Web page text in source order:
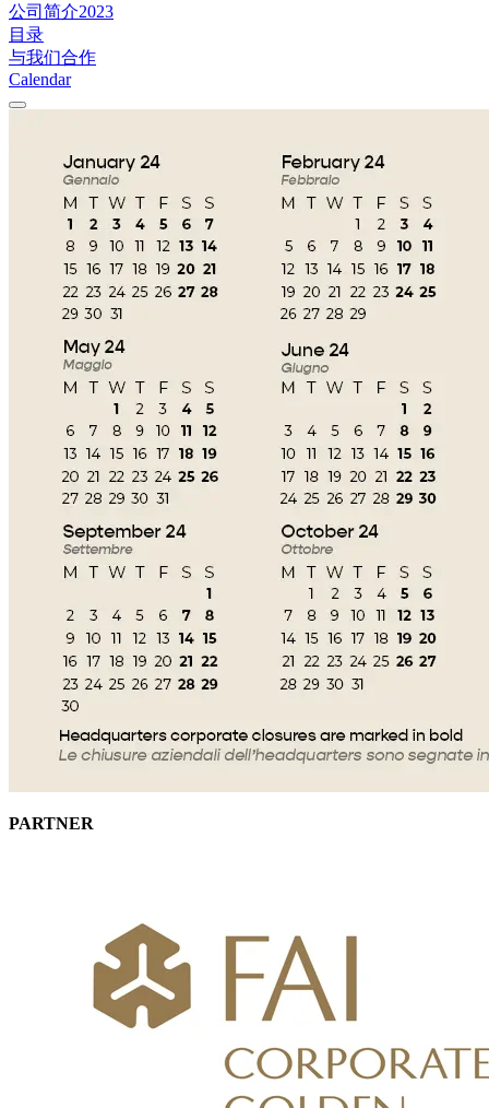
公司简介2023
目录
与我们合作
Calendar
PARTNER